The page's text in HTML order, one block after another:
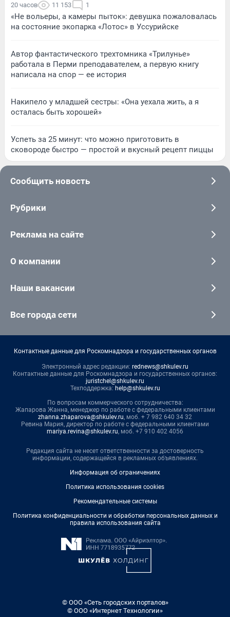
20 часов 11 153 1
«Не вольеры, а камеры пыток»: девушка пожаловалась
на состояние экопарка «Лотос» в Уссурийске
Автор фантастического трехтомника «Трилунье»
работала в Перми преподавателем, а первую книгу
написала на спор — ее история
Накипело у младшей сестры: «Она уехала жить, а я
осталась быть хорошей»
Успеть за 25 минут: что можно приготовить в
сковороде быстро — простой и вкусный рецепт пиццы
Сообщить новость
Рубрики
Реклама на сайте
О компании
Наши вакансии
Все города сети
Контактные данные для Роскомнадзора и государственных органов
Электронный адрес редакции: rednews@shkulev.ru
Контактные данные для Роскомнадзора и государственных органов:
juristchel@shkulev.ru
Техподдержка: help@shkulev.ru
По вопросам коммерческого сотрудничества:
Жапарова Жанна, менеджер по работе с федеральными клиентами
zhanna.zhaparova@shkulev.ru, моб. + 7 982 640 34 32
Ревина Мария, директор по работе с федеральными клиентами
mariya.revina@shkulev.ru, моб. +7 910 402 4056
Редакция сайта не несет ответственности за достоверность
информации, содержащейся в рекламных объявлениях.
Информация об ограничениях
Политика использования cookies
Рекомендательные системы
Политика конфиденциальности и обработки персональных данных и
правила использования сайта
© ООО «Сеть городских порталов»
© ООО «Интернет Технологии»